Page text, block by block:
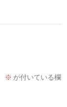
※ が付いている欄